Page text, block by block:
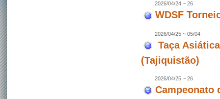
2026/04/24 ~ 26
WDSF
2026/04/25 ~ 05/04
Taça
(Tajiquistão)
2026/04/25 ~ 26
Campeonato